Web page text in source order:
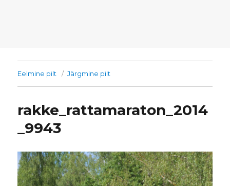
Eelmine pilt Järgmine pilt
rakke_rattamaraton_2014
_9943